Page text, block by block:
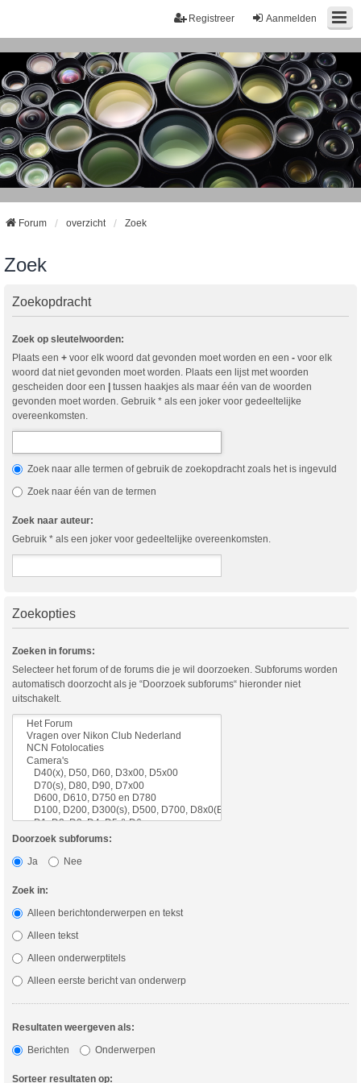
Aanmelden
Registreer
Forum overzicht Zoek
Zoek
Zoekopdracht
Zoek op sleutelwoorden:
Plaats een + voor elk woord dat gevonden moet worden en een - voor elk
woord dat niet gevonden moet worden. Plaats een lijst met woorden
gescheiden door een | tussen haakjes als maar één van de woorden
gevonden moet worden. Gebruik * als een joker voor gedeeltelijke
overeenkomsten.
Zoek naar alle termen of gebruik de zoekopdracht zoals het is ingevuld
Zoek naar één van de termen
Zoek naar auteur:
Gebruik * als een joker voor gedeeltelijke overeenkomsten.
Zoekopties
Zoeken in forums:
Selecteer het forum of de forums die je wil doorzoeken. Subforums worden
automatisch doorzocht als je “Doorzoek subforums“ hieronder niet
uitschakelt.
Doorzoek subforums:
Ja
Nee
Zoek in:
Alleen berichtonderwerpen en tekst
Alleen tekst
Alleen onderwerptitels
Alleen eerste bericht van onderwerp
Resultaten weergeven als:
Berichten
Onderwerpen
Sorteer resultaten op: